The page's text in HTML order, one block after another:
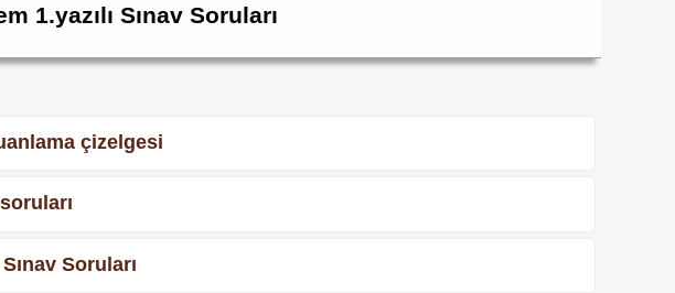
1.yazılı Sınav Soruları
çizelgesi
Soruları